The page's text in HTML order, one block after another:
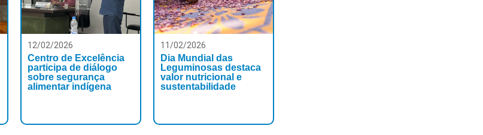
12/02/2026
Centro de Excelência
participa de diálogo
sobre segurança
alimentar indígena
11/02/2026
Dia Mundial das
Leguminosas destaca
valor nutricional e
sustentabilidade